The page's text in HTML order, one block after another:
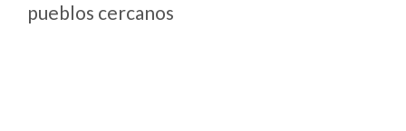
pueblos cercanos